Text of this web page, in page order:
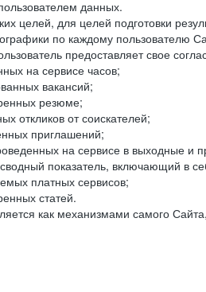
данных.
целей, для целей подготовки
по каждому пользователю
предоставляет свое
на сервисе часов;
вакансий;
резюме;
откликов от соискателей;
приглашений;
на сервисе в выходные и
показатель, включающий в
платных сервисов;
статей.
как механизмами самого